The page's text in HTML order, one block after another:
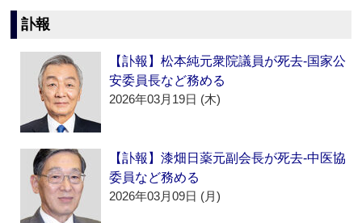
訃報
【訃報】松本純元衆院議員が死去‐国家公
安委員長など務める
2026年03月19日 (木)
【訃報】漆畑日薬元副会長が死去‐中医協
委員など務める
2026年03月09日 (月)